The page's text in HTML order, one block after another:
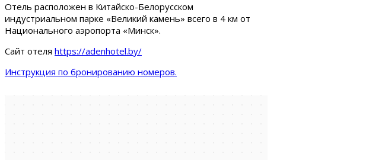
Отель расположен в Китайско-Белорусском
индустриальном парке «Великий камень» всего в 4 км от
Национального аэропорта «Минск».
Сайт отеля https://adenhotel.by/
Инструкция по бронированию номеров.